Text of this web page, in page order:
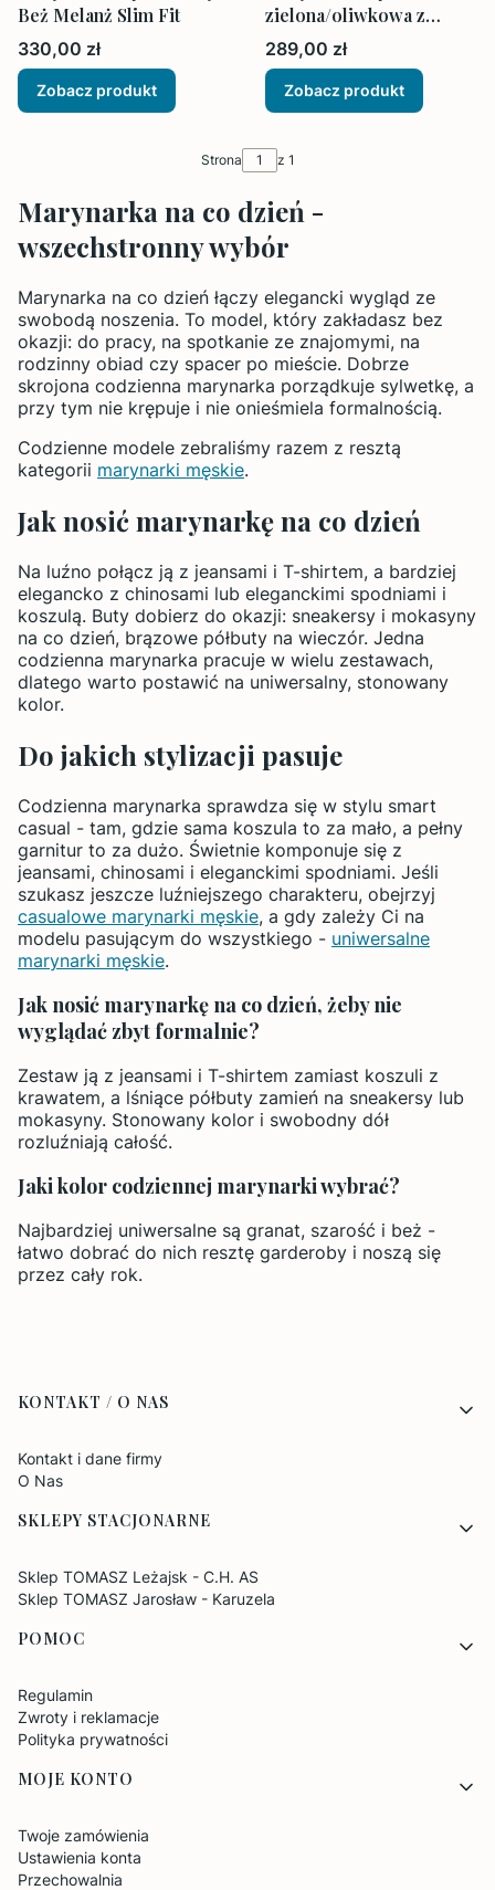
Beż Melanż Slim Fit
Cena
330,00 zł
Zobacz produkt
zielona/oliwkowa z
kieszeniami na zewnątrz
Cena
289,00 zł
Zobacz produkt
Strona z 1
Marynarka na co dzień -
wszechstronny wybór
Marynarka na co dzień łączy elegancki wygląd ze
swobodą noszenia. To model, który zakładasz bez
okazji: do pracy, na spotkanie ze znajomymi, na
rodzinny obiad czy spacer po mieście. Dobrze
skrojona codzienna marynarka porządkuje sylwetkę, a
przy tym nie krępuje i nie onieśmiela formalnością.
Codzienne modele zebraliśmy razem z resztą
kategorii marynarki męskie.
Jak nosić marynarkę na co dzień
Na luźno połącz ją z jeansami i T-shirtem, a bardziej
elegancko z chinosami lub eleganckimi spodniami i
koszulą. Buty dobierz do okazji: sneakersy i mokasyny
na co dzień, brązowe półbuty na wieczór. Jedna
codzienna marynarka pracuje w wielu zestawach,
dlatego warto postawić na uniwersalny, stonowany
kolor.
Do jakich stylizacji pasuje
Codzienna marynarka sprawdza się w stylu smart
casual - tam, gdzie sama koszula to za mało, a pełny
garnitur to za dużo. Świetnie komponuje się z
jeansami, chinosami i eleganckimi spodniami. Jeśli
szukasz jeszcze luźniejszego charakteru, obejrzyj
casualowe marynarki męskie, a gdy zależy Ci na
modelu pasującym do wszystkiego - uniwersalne
marynarki męskie.
Jak nosić marynarkę na co dzień, żeby nie
wyglądać zbyt formalnie?
Zestaw ją z jeansami i T-shirtem zamiast koszuli z
krawatem, a lśniące półbuty zamień na sneakersy lub
mokasyny. Stonowany kolor i swobodny dół
rozluźniają całość.
Jaki kolor codziennej marynarki wybrać?
Najbardziej uniwersalne są granat, szarość i beż -
łatwo dobrać do nich resztę garderoby i noszą się
przez cały rok.
Linki w stopce
KONTAKT / O NAS
Kontakt i dane firmy
O Nas
SKLEPY STACJONARNE
Sklep TOMASZ Leżajsk - C.H. AS
Sklep TOMASZ Jarosław - Karuzela
POMOC
Regulamin
Zwroty i reklamacje
Polityka prywatności
MOJE KONTO
Twoje zamówienia
Ustawienia konta
Przechowalnia